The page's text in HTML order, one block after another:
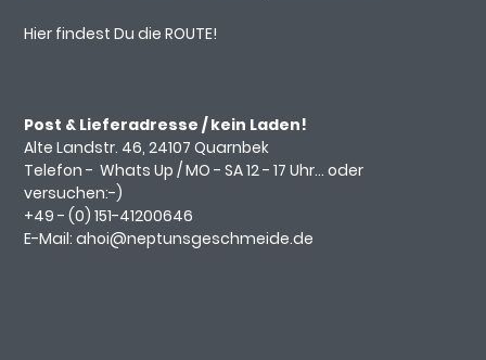
Hier findest Du die ROUTE!
Post & Lieferadresse / kein Laden!
Alte Landstr. 46, 24107 Quarnbek
Telefon -Whats Up / MO - SA 12 - 17 Uhr... oder
versuchen:-)
+49 - (0)151-41200646
E-Mail:ahoi@neptunsgeschmeide.de